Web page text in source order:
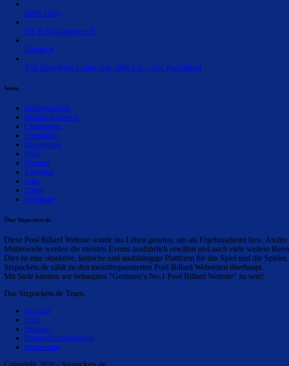
Ruby Days
BV Schöllkrippen e.V.
Formel 8
TuS Blau-Weiß Lohne von 1894 e.V. - Abt. Poolbillard
Seiten
Bildergalerien
Billard-Adressen
Champions
Cuemaker
Downloads
FAQ
Historie
Kalender
Liga
Links
Verbände
Über Sixpockets.de
Diese Pool Billard Website wurde ins Leben gerufen, um als Ergebnisdienst bzw.
Mittlerweile werden die meisten Events ausführlich erwähnt und auch viele weitere
Dies ist eine objektive, kritische und unabhängige Plattform für das Spiel und die Spieler.
Sixpockets.de zählt zu den meistfrequentierten Pool Billard Webseiten überhaupt.
Mit Stolz können wir behaupten "Germany's No.1 Pool Billard Website" zu sein!
Das Sixpockets.de Team.
Kontakt
FAQ
Sitemap
Datenschutzerklärung
Impressum
Copyright 2020 - Sixpockets.de